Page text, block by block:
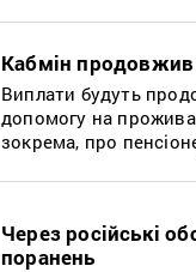
Кабмін продовжив
Виплати будуть
допомогу на
зокрема, про
Через російські
поранень